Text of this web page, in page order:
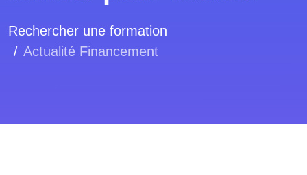
Rechercher une formation
Actualité Financement